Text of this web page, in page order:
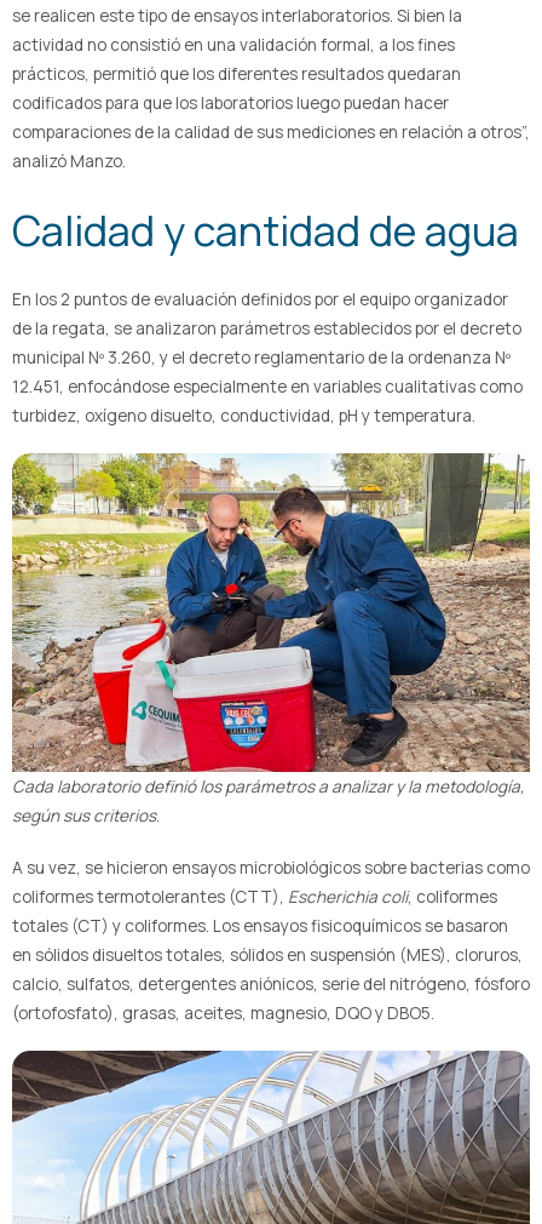
se realicen este tipo de ensayos interlaboratorios. Si bien la
actividad no consistió en una validación formal, a los fines
prácticos, permitió que los diferentes resultados quedaran
codificados para que los laboratorios luego puedan hacer
comparaciones de la calidad de sus mediciones en relación a otros”,
analizó Manzo.
Calidad y cantidad de agua
En los 2 puntos de evaluación definidos por el equipo organizador
de la regata, se analizaron parámetros establecidos por el decreto
municipal Nº 3.260, y el decreto reglamentario de la ordenanza Nº
12.451, enfocándose especialmente en variables cualitativas como
turbidez, oxígeno disuelto, conductividad, pH y temperatura.
Cada laboratorio definió los parámetros a analizar y la metodología,
según sus criterios.
A su vez, se hicieron ensayos microbiológicos sobre bacterias como
coliformes termotolerantes (CTT), Escherichia coli, coliformes
totales (CT) y coliformes. Los ensayos fisicoquímicos se basaron
en sólidos disueltos totales, sólidos en suspensión (MES), cloruros,
calcio, sulfatos, detergentes aniónicos, serie del nitrógeno, fósforo
(ortofosfato), grasas, aceites, magnesio, DQO y DBO5.